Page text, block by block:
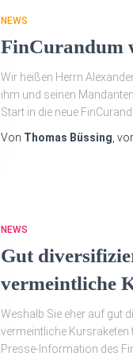
NEWS
FinCurandum
Wir heißen Herrn
ihm und seinen
Start in die neue
Von Thomas Büssing , vor
NEWS
Gut
vermeintliche
Weshalb Sie eher auf gut
vermeintliche Kursraketen
Presse-Information des